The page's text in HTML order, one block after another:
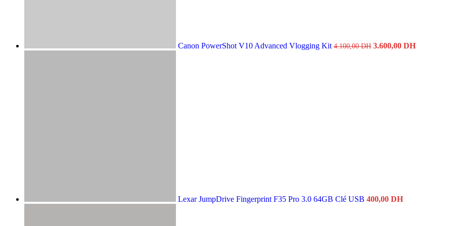
Canon PowerShot V10 Advanced Vlogging Kit 4.100,00DH 3.600,00 DH
Lexar JumpDrive Fingerprint F35 Pro 3.0 64GB Clé USB 400,00 DH